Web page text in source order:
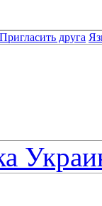
Пригласить друга